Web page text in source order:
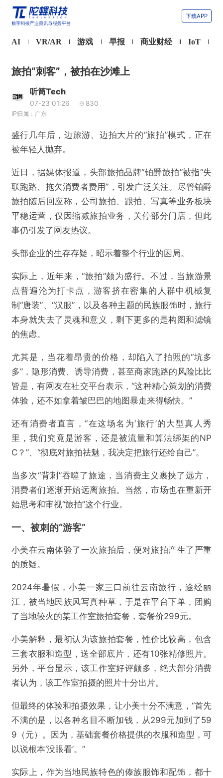
下载APP
AI VR/AR 游戏 早报 商业财经 IoT
旅拍“刺客”，被拍在沙滩上
听筒Tech
07-23 01:26 830
IP归属：广东
盛行几年后，边旅游、边拍大片的“旅拍”模式，正在
被年轻人抛弃。
近日，据媒体报道，头部旅拍品牌“铂爵旅拍”被指“失
联跑路、拖欠消费者费用”，引发广泛关注。尽管铂爵
旅拍随后回应称，公司旅拍、跟拍、写真等业务板块
平稳运营，仅因缩减旅拍业务，关停部分门店，但此
事仍引发了网友热议。
头部企业的生存存疑，昭示着整个行业的困局。
实际上，近年来，“旅拍”颇为盛行。不过，当旅游景
点普遍沦为打卡点，游客挤在密集的人群中机械复
制“唐装”、“汉服”，以及各种主题的民族服饰时，旅行
本身就失去了灵魂和意义，剩下更多的是构图和滤镜
的焦虑。
尤其是，当花着昂贵的价格，却陷入了拍照的“坑多
多”，隐形消费、诱导消费，甚至商家跑路的风险比比
皆是，有网友在社交平台表示，“这种精心策划的消费
体验，还不如拿着皱巴巴的地图暴走来得畅快。”
还有消费者直言，“在这场名为‘旅行’的大型真人秀
里，我们究竟是游客，还是被流量和算法绑架的NP
C？”、“彻底对旅拍祛魅，我决定把旅行还给自己”。
当多次“背刺”吞噬了旅途，当消费主义裹挟了远方，
消费者们逐渐开始远离旅拍。当然，市场也在重新开
始思考和审视“旅拍”这个行业。
一、被刺的“游客”
小美在云南体验了一次旅拍后，便对旅拍产生了严重
的质疑。
2024年暑假，小美一家三口前往云南旅行，途经丽
江，被当地民族风写真种草，于是在平台下单，团购
了当地较火的某工作室旅拍套餐，套餐价299元。
小美解释，最初认为该旅拍套餐，性价比较高，包含
三套衣服和造型，送全部底片，还有10张精修照片。
另外，平台显示，该工作室好评颇多，绝大部分消费
者认为，该工作室拍摄的照片十分出片。
但最终的体验和拍摄效果，让小美十分不满意，“首先
不满的是，以各种名目不断加钱，从299元加到了59
9 （元） 。因为，基础套餐价格提供的衣服和造型，可
以说根本‘没眼看’。”
实际上，作为当地民族特色的傣族服饰和配饰，都十